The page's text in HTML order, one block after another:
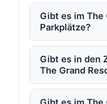
Gibt es im The
Parkplätze?
Gibt es in den
The Grand